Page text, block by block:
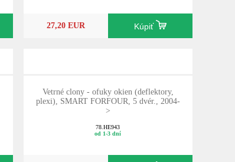
27,20 EUR Kúpiť
Vetrné clony - ofuky okien (deflektory,
plexi), SMART FORFOUR, 5 dvér., 2004-
>
78.HE943
od 1-3 dní